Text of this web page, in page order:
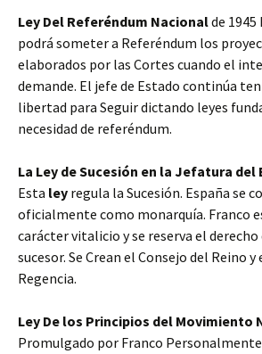
Ley Del Referéndum Nacionalde 1945
podrá someter a Referéndum los
elaborados por las Cortes cuando el
demande. El jefe de Estado continúa
libertad para Seguir dictando leyes
necesidad de referéndum.
La Ley de Sucesión en la Jefatura del
Esta ley regula la Sucesión. España se
oficialmente como monarquía. Franco
carácter vitalicio y se reserva el derecho
sucesor. Se Crean el Consejo del Reino y
Regencia.
Ley De los Principios del Movimiento
Promulgado por Franco